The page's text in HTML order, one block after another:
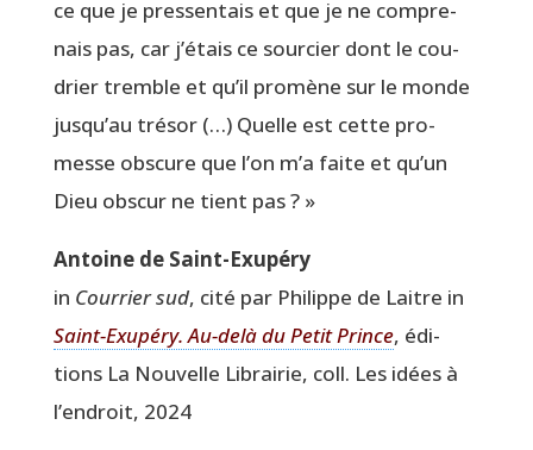
ce que je pres­sen­tais et que je ne com­pre­
nais pas, car j’étais ce sour­cier dont le cou­
drier tremble et qu’il pro­mène sur le monde
jusqu’au tré­sor (…) Quelle est cette pro­
messe obs­cure que l’on m’a faite et qu’un
Dieu obs­cur ne tient pas ? »
Antoine de Saint-Exupéry
in Cour­rier sud, cité par Phi­lippe de Laitre in
Saint-Exu­pé­ry. Au-delà du Petit Prince, édi­
tions La Nou­velle Librai­rie, coll. Les idées à
l’endroit, 2024